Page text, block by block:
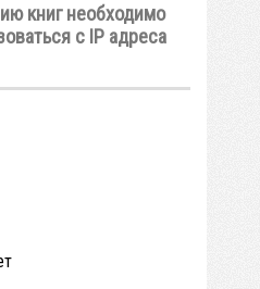
книг необходимо
с IP адреса